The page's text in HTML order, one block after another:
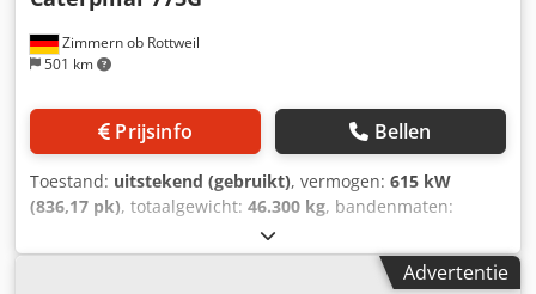
Zimmern ob Rottweil
501 km
Prijsinfo Bellen
Toestand: uitstekend (gebruikt), vermogen: 615 kW
(836,17 pk), totaalgewicht: 46.300 kg, bandenmaten:
90 %
bedrijfsturen:7.819 h, Uitrusting:airconditioning,
CATERPILLAR 775G Verkoop- en leveringsdatum: 2021Advertentie